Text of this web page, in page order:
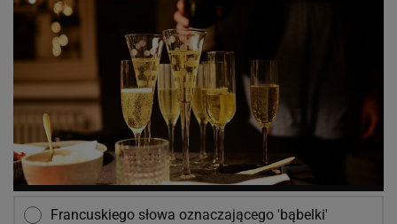
Francuskiego słowa oznaczającego 'bąbelki'